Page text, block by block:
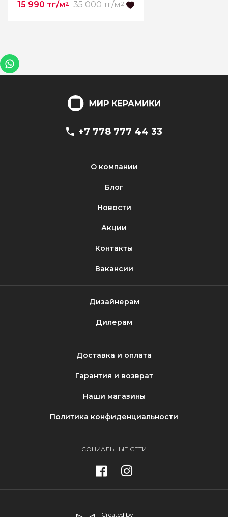
15 990 тг/м2 35 000 тг/м2
+7 778 777 44 33
О компании
Блог
Новости
Акции
Контакты
Вакансии
Дизайнерам
Дилерам
Доставка и оплата
Гарантия и возврат
Наши магазины
Политика конфиденциальности
СОЦИАЛЬНЫЕ СЕТИ
Created by